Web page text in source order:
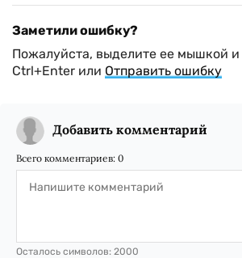
Заметили ошибку?
Пожалуйста, выделите ее мышкой
Ctrl+Enter или Отправить ошибку
Добавить комментарий
Всего комментариев: 0
Осталось символов: 2000